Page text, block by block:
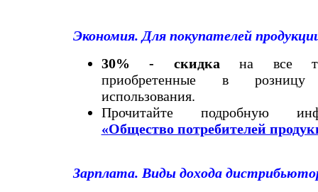
Экономия. Для покупателей
30% - скидка на все
приобретенные в
использования.
Прочитайте подробную
«Общество потребителей
Зарплата. Виды дохода